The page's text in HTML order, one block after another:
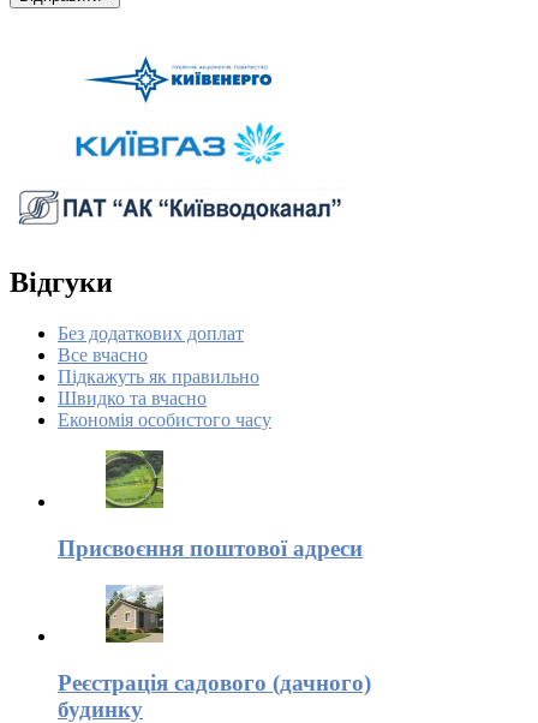
Відгуки
Без додаткових доплат
Все вчасно
Підкажуть як правильно
Швидко та вчасно
Економія особистого часу
Присвоєння поштової адреси
Реєстрація садового (дачного)
будинку